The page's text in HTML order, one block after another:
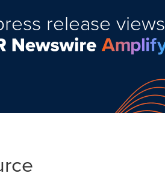
release views